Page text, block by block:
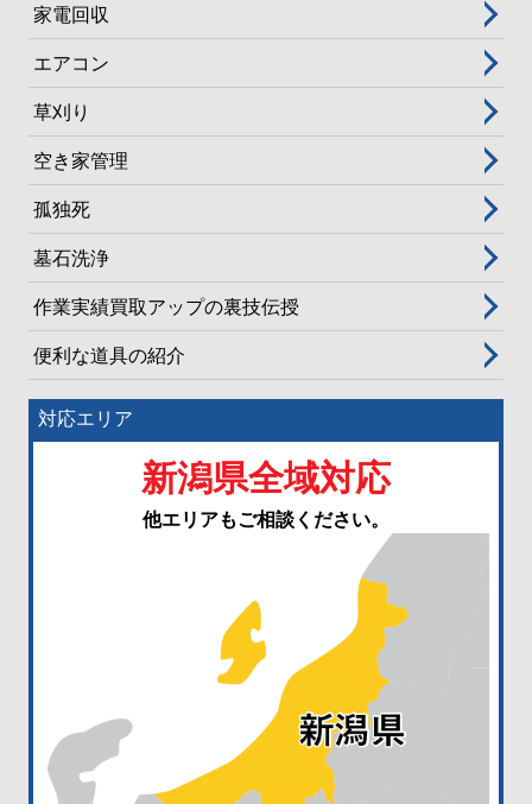
家電回収
エアコン
草刈り
空き家管理
孤独死
墓石洗浄
作業実績買取アップの裏技伝授
便利な道具の紹介
対応エリア
新潟県全域対応
他エリアもご相談ください。